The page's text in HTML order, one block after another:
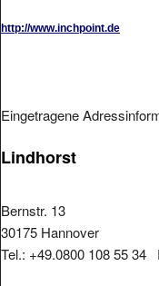
http://www.inchpoint.de
Eingetragene
Lindhorst
Bernstr. 13
30175 Hannover
Tel.: +49.0800 108 55 34